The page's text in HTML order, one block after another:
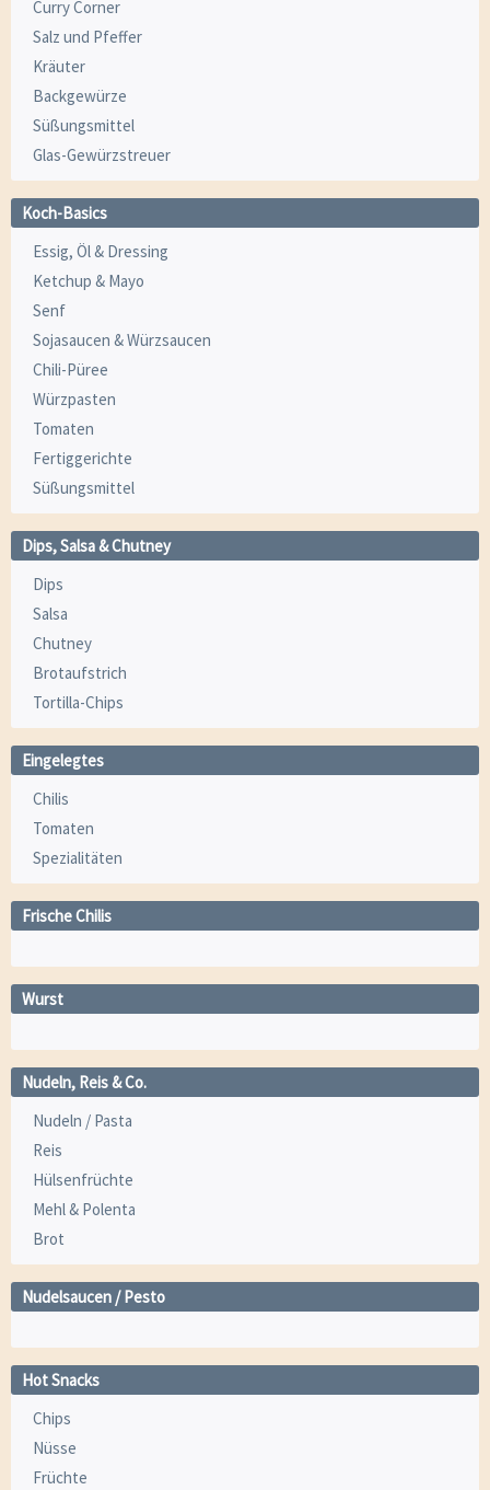
Curry Corner
Salz und Pfeffer
Kräuter
Backgewürze
Süßungsmittel
Glas-Gewürzstreuer
Koch-Basics
Essig, Öl & Dressing
Ketchup & Mayo
Senf
Sojasaucen & Würzsaucen
Chili-Püree
Würzpasten
Tomaten
Fertiggerichte
Süßungsmittel
Dips, Salsa & Chutney
Dips
Salsa
Chutney
Brotaufstrich
Tortilla-Chips
Eingelegtes
Chilis
Tomaten
Spezialitäten
Frische Chilis
Wurst
Nudeln, Reis & Co.
Nudeln / Pasta
Reis
Hülsenfrüchte
Mehl & Polenta
Brot
Nudelsaucen / Pesto
Hot Snacks
Chips
Nüsse
Früchte